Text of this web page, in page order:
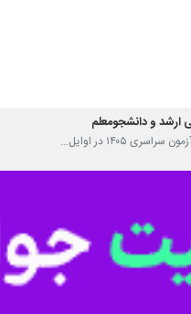
در اوایل…
آزمون‌های ورودی به دانشگاه‌ها…